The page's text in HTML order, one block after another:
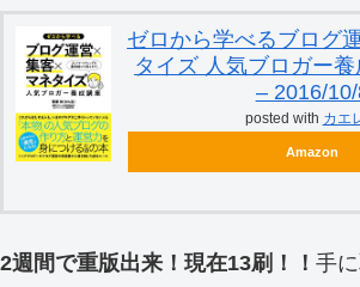
ゼロから学べるブログ
タイズ 人気ブロガー
– 2016/
posted with カエ
Amazon
2週間で重版出来！現在13刷！！ 手